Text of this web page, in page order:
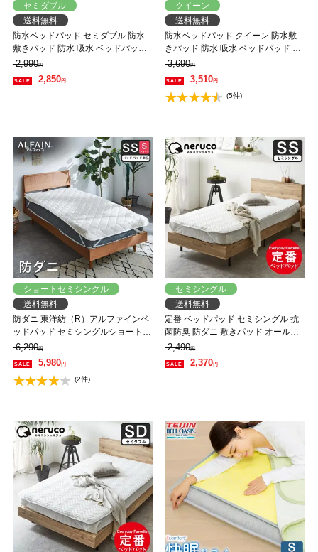
セミダブル
送料無料
防水ベッドパッド セミダブル 防水
敷きパッド 防水 吸水 ベッドパッド
敷きパッド 洗える おねしょパッド
介護 ペット 防水シーツ 赤ちゃん ベ
ビー 防水パット 汚れ防止 快適 オー
2,990円
2,850円
クイーン
送料無料
防水ベッドパッド クイーン 防水敷
きパッド 防水 吸水 ベッドパッド 敷
きパッド 洗える おねしょパッド 介
護 ペット 防水シーツ 赤ちゃん ベビ
ー 防水パット 汚れ防止 快適 オール
シーズン シンプル
3,690円
3,510円
(5件)
ショートセミシングル
送料無料
防ダニ 東洋紡（R）アルファインベ
ッドパッド セミシングルショート日
本製 防ダニ 防花粉 速乾 薬剤 薬品
不使用 超極細繊維 高密度
6,290円
5,980円
(2件)
セミシングル
送料無料
定番 ベッドパッド セミシングル 抗
菌防臭 防ダニ 敷きパッド オールシ
ーズン 洗えるキナリ エクリュ
2,490円
2,370円